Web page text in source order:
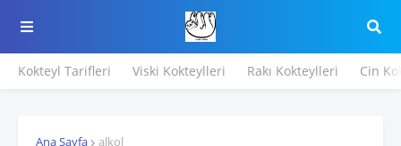
Kokteyl Tarifleri Viski Kokteylleri Rakı Kokteylleri Cin
Ana Sayfa alkol